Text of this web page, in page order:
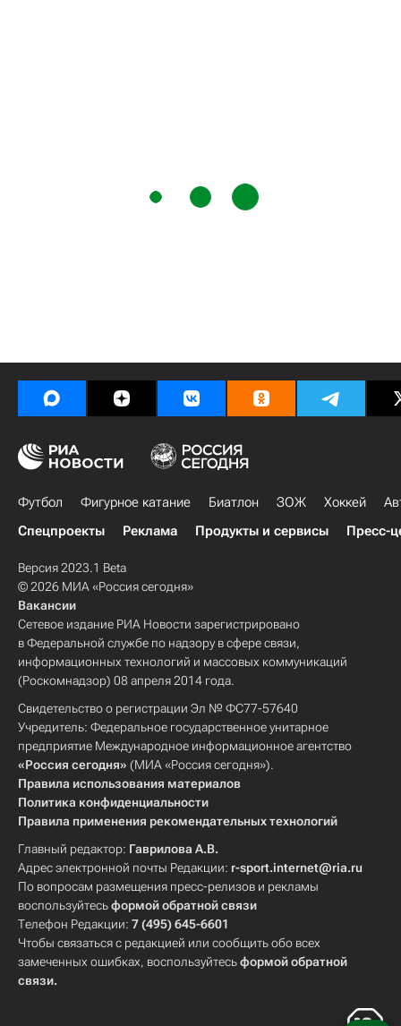
Футбол Фигурное катание Биатлон ЗОЖ Хоккей
Спецпроекты
Реклама Продукты и сервисы Пресс-
Версия 2023.1 Beta
© 2026 МИА «Россия сегодня»
Вакансии
Сетевое издание РИА Новости зарегистрировано
в Федеральной службе по надзору в сфере связи,
информационных технологий и массовых коммуникаций
(Роскомнадзор) 08 апреля 2014 года.
Свидетельство о регистрации Эл № ФС77-57640
Учредитель: Федеральное государственное унитарное
предприятие Международное информационное агентство
«Россия сегодня» (МИА «Россия сегодня»).
Правила использования материалов
Политика конфиденциальности
Правила применения рекомендательных технологий
Главный редактор: Гаврилова А.В.
Адрес электронной почты Редакции: r-sport.internet@ria.ru
По вопросам размещения пресс-релизов и рекламы
воспользуйтесьформой обратной связи
Телефон Редакции: 7 (495) 645-6601
Чтобы связаться с редакцией или сообщить обо всех
замеченных ошибках, воспользуйтесьформой обратной
связи.